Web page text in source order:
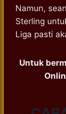
Namun,
Sterling
Liga pasti
Untuk